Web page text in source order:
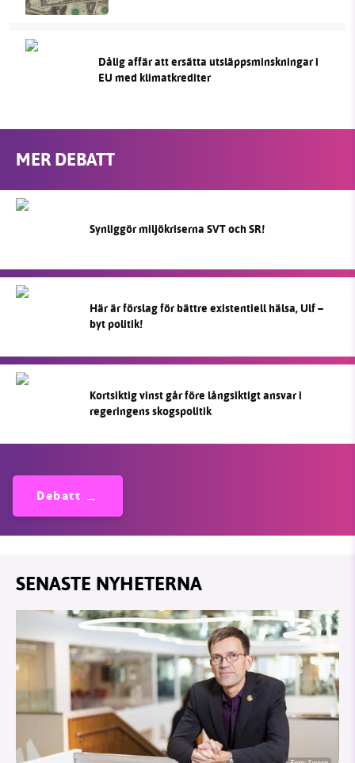
Dålig affär att ersätta utsläppsminskningar i
EU med klimatkrediter
MER DEBATT
Synliggör miljökriserna SVT och SR!
Här är förslag för bättre existentiell hälsa, Ulf –
byt politik!
Kortsiktig vinst går före långsiktigt ansvar i
regeringens skogspolitik
Debatt
SENASTE NYHETERNA